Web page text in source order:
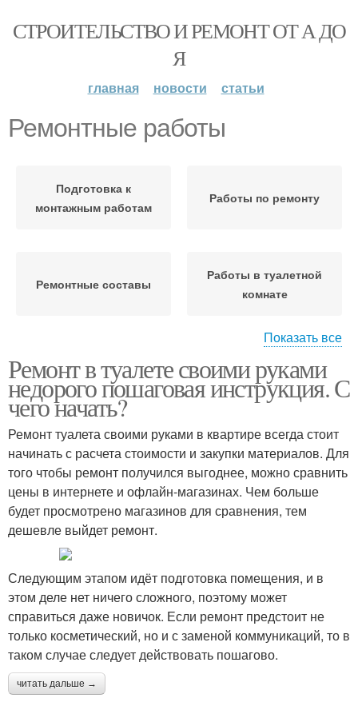
СТРОИТЕЛЬСТВО И РЕМОНТ ОТ А ДО
Я
главная новости статьи
Ремонтные работы
Подготовка к
монтажным работам
Работы по ремонту
Ремонтные составы
Работы в туалетной
комнате
Демонтажные работы
работы
Показать все
Ремонт в туалете своими руками
недорого пошаговая инструкция. С
чего начать?
Ремонт туалета своими руками в квартире всегда стоит
начинать с расчета стоимости и закупки материалов. Для
того чтобы ремонт получился выгоднее, можно сравнить
цены в интернете и офлайн-магазинах. Чем больше
будет просмотрено магазинов для сравнения, тем
дешевле выйдет ремонт.
Следующим этапом идёт подготовка помещения, и в
этом деле нет ничего сложного, поэтому может
справиться даже новичок. Если ремонт предстоит не
только косметический, но и с заменой коммуникаций, то в
таком случае следует действовать пошагово.
читать дальше →